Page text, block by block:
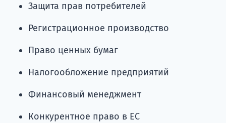
Защита прав потребителей
Регистрационное производство
Право ценных бумаг
Налогообложение предприятий
Финансовый менеджмент
Конкурентное право в ЕС